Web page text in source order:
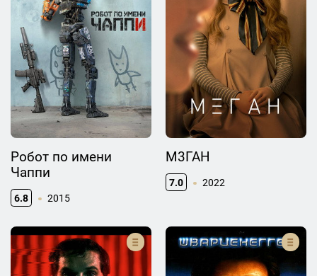
Робот по имени
Чаппи
6.8 2015
М3ГАН
7.0 2022